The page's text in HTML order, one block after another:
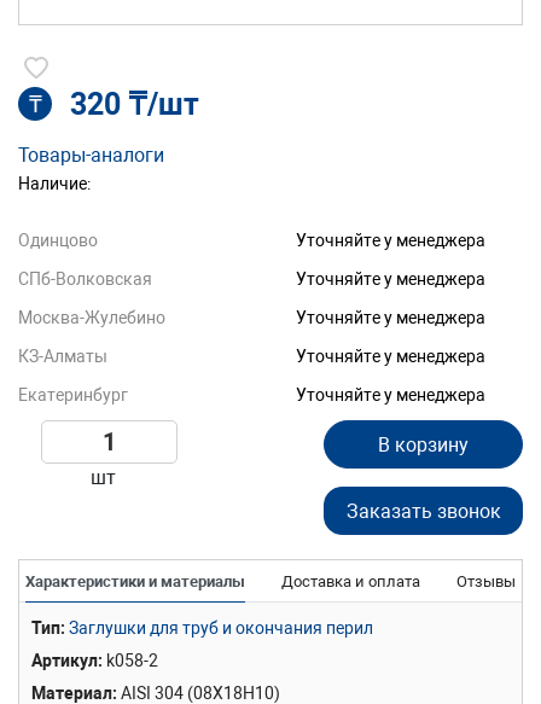
₸ 320 ₸/шт
Товары-аналоги
Наличие:
Одинцово
Уточняйте у менеджера
СПб-Волковская
Уточняйте у менеджера
Москва-Жулебино
Уточняйте у менеджера
КЗ-Алматы
Уточняйте у менеджера
Екатеринбург
Уточняйте у менеджера
шт
В корзину
Заказать звонок
Характеристики и материалы Доставка и оплата Отзывы
Тип Заглушки для труб и окончания перил
Артикул k058-2
Материал AISI 304 (08Х18Н10)